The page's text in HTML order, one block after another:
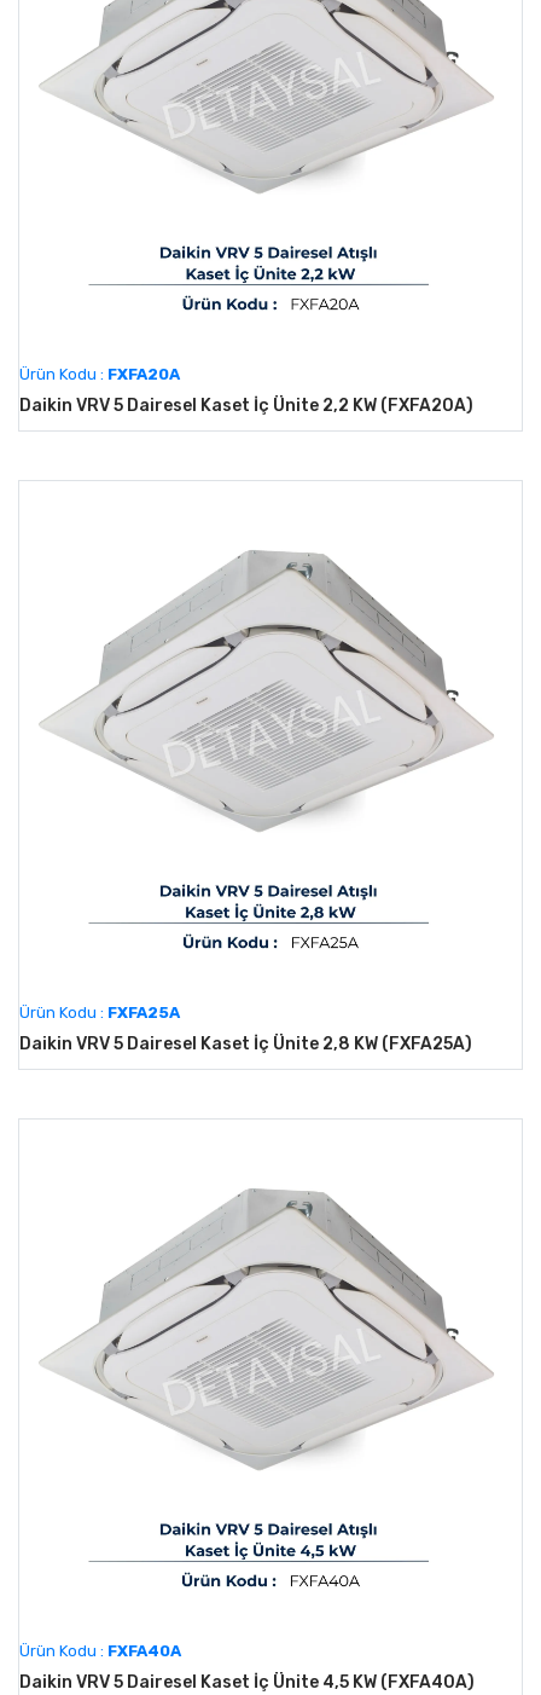
Ürün Kodu : FXFA20A
Daikin VRV 5 Dairesel Kaset İç Ünite 2,2 KW (FXFA20A)
Ürün Kodu : FXFA25A
Daikin VRV 5 Dairesel Kaset İç Ünite 2,8 KW (FXFA25A)
Ürün Kodu : FXFA40A
Daikin VRV 5 Dairesel Kaset İç Ünite 4,5 KW (FXFA40A)